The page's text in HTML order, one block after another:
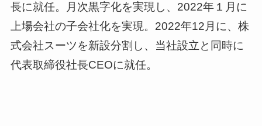
長に就任。月次黒字化を実現し、2022年１月に
上場会社の子会社化を実現。2022年12月に、株
式会社スーツを新設分割し、当社設立と同時に
代表取締役社長CEOに就任。